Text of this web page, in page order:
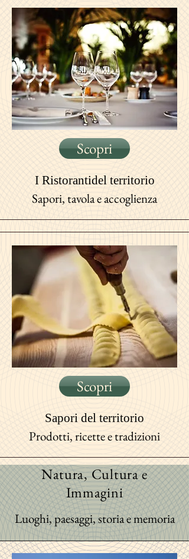
Scopri
I Ristorantidel territorio
Sapori, tavola e accoglienza
Scopri
Sapori del territorio
Prodotti, ricette e tradizioni
Natura, Cultura e
Immagini
Luoghi, paesaggi, storia e memoria